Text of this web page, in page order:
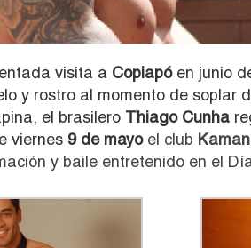
visita a Copiapóen junio
y rostro al momento de soplar
el brasilero Thiago Cunha
viernes 9 de mayo el club
y baile entretenido en el